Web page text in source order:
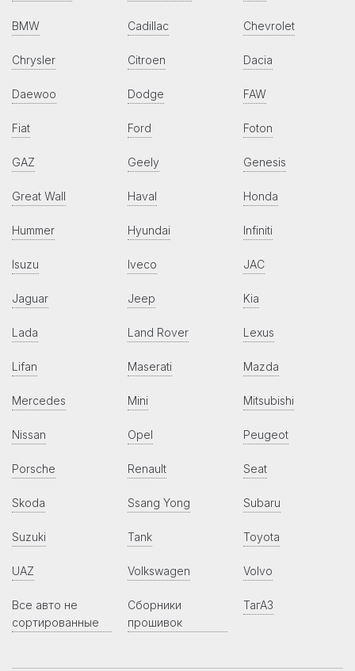
BMW Cadillac Chevrolet
Chrysler Citroen Dacia
Daewoo Dodge FAW
Fiat Ford Foton
GAZ Geely Genesis
Great Wall Haval Honda
Hummer Hyundai Infiniti
Isuzu Iveco JAC
Jaguar Jeep Kia
Lada Land Rover Lexus
Lifan Maserati Mazda
Mercedes Mini Mitsubishi
Nissan Opel Peugeot
Porsche Renault Seat
Skoda Ssang Yong Subaru
Suzuki Tank Toyota
UAZ Volkswagen Volvo
Все авто не
сортированные
Сборники
прошивок
ТагАЗ